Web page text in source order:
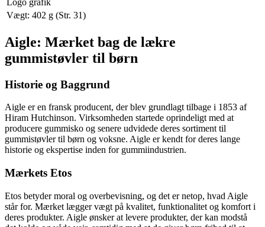
Vægt: 402 g (Str. 31)
Aigle: Mærket bag de lækre
gummistøvler til børn
Historie og Baggrund
Aigle er en fransk producent, der blev grundlagt tilbage i 1853 af
Hiram Hutchinson. Virksomheden startede oprindeligt med at
producere gummisko og senere udvidede deres sortiment til
gummistøvler til børn og voksne. Aigle er kendt for deres lange
historie og ekspertise inden for gummiindustrien.
Mærkets Etos
Etos betyder moral og overbevisning, og det er netop, hvad Aigle
står for. Mærket lægger vægt på kvalitet, funktionalitet og komfort i
deres produkter. Aigle ønsker at levere produkter, der kan modstå